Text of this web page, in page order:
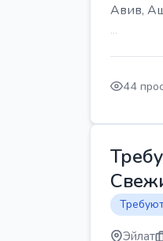
Авив,
...
44
Эйлат